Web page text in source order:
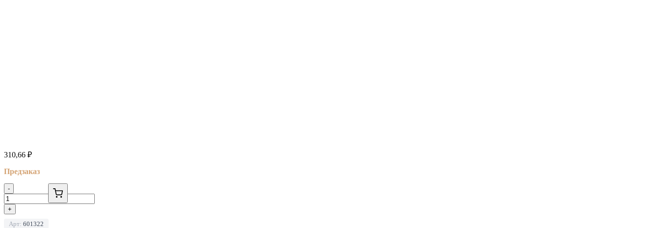
310,66 ₽
Предзаказ
-
+
Арт: 601322